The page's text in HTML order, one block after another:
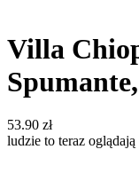
Villa
53.90 zł
ludzie to teraz oglądają